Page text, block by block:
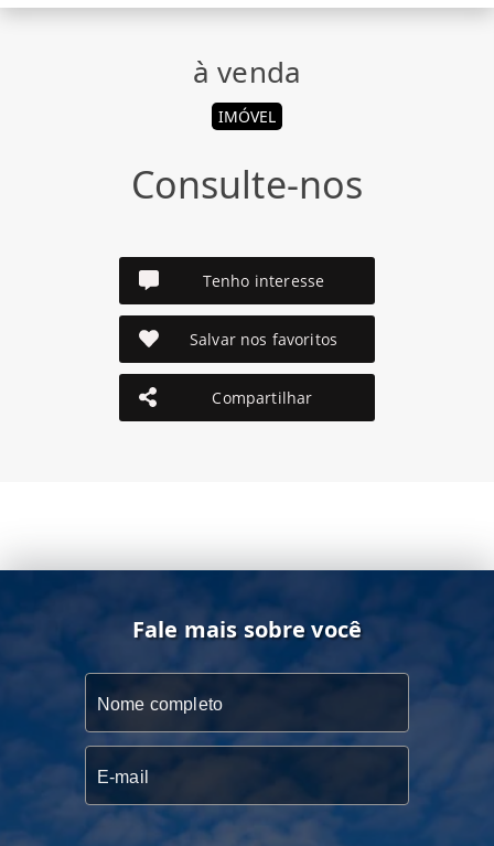
à venda
IMÓVEL
Consulte-nos
Tenho interesse
Salvar nos favoritos
Compartilhar
Fale mais sobre você